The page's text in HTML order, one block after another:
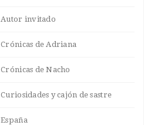
Autor invitado
Crónicas de Adriana
Crónicas de Nacho
Curiosidades y cajón de sastre
España